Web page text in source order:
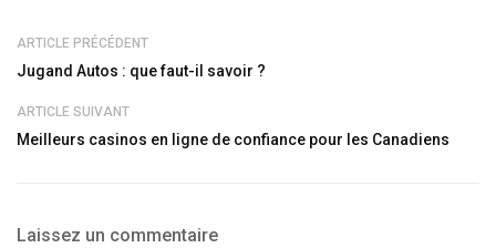
ARTICLE PRÉCÉDENT
Jugand Autos : que faut-il savoir ?
ARTICLE SUIVANT
Meilleurs casinos en ligne de confiance pour les Canadiens
Laissez un commentaire